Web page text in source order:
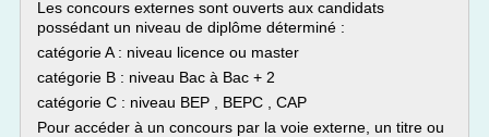
Les concours externes sont ouverts aux candidats
possédant un niveau de diplôme déterminé :
catégorie A : niveau licence ou master
catégorie B : niveau Bac à Bac + 2
catégorie C : niveau BEP , BEPC , CAP
Pour accéder à un concours par la voie externe, un titre ou